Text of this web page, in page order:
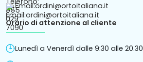
Email:ordini@ortoitaliana.it
Orario di attenzione al cliente
Lunedì a Venerdì dalle 9:30 alle 20.30